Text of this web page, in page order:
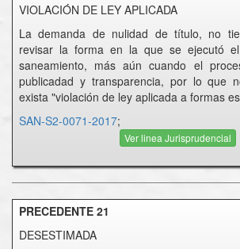
VIOLACIÓN DE LEY APLICADA
La demanda de nulidad de título, no
revisar la forma en la que se ejecutó
saneamiento, más aún cuando el
publicadad y transparencia, por lo que
exista "violación de ley aplicada a formas
SAN-S2-0071-2017;
Ver linea Jurisprudencial
PRECEDENTE 21
DESESTIMADA